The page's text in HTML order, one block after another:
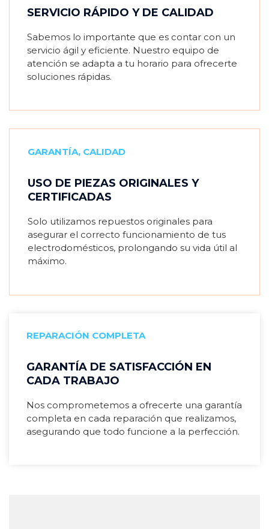
SERVICIO RÁPIDO Y DE CALIDAD
Sabemos lo importante que es contar con un
servicio ágil y eficiente. Nuestro equipo de
atención se adapta a tu horario para ofrecerte
soluciones rápidas.
GARANTÍA, CALIDAD
USO DE PIEZAS ORIGINALES Y
CERTIFICADAS
Solo utilizamos repuestos originales para
asegurar el correcto funcionamiento de tus
electrodomésticos, prolongando su vida útil al
máximo.
REPARACIÓN COMPLETA
GARANTÍA DE SATISFACCIÓN EN
CADA TRABAJO
Nos comprometemos a ofrecerte una garantía
completa en cada reparación que realizamos,
asegurando que todo funcione a la perfección.